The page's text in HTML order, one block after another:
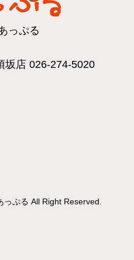
っぷる
坂店026-274-5020
ぷる All Right Reserved.